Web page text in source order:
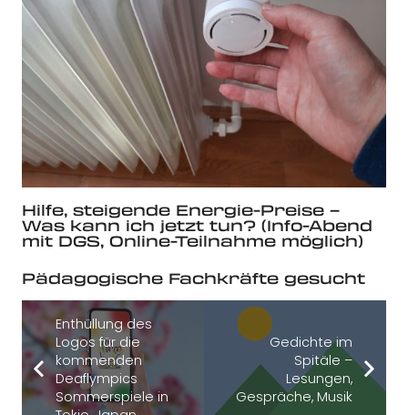
Hilfe, steigende Energie-Preise –
Was kann ich jetzt tun? (Info-Abend
mit DGS, Online-Teilnahme möglich)
Pädagogische Fachkräfte gesucht
Enthüllung des
Logos für die
kommenden
Deaflympics
Sommerspiele in
Gedichte im
Spitäle –
Lesungen,
Gespräche, Musik